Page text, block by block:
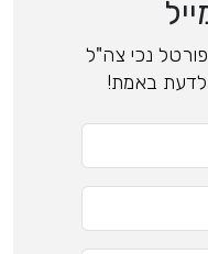
נכי צה"ל
באמת!